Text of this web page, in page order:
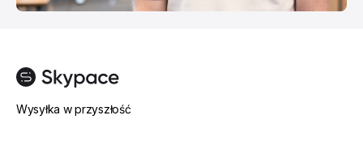
Wysyłka w przyszłość